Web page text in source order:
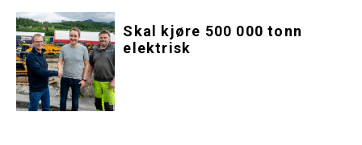
Skal kjøre 500 000 tonn
elektrisk